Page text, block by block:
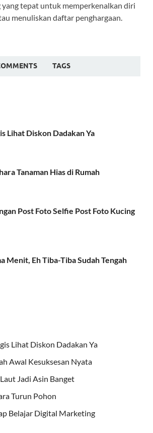
yang tepat untuk memperkenalkan diri
menuliskan daftar penghargaan.
TAGS
Lihat Diskon Dadakan Ya
Tanaman Hias di Rumah
Post Foto Selfie Post Foto Kucing
Menit, Eh Tiba-Tiba Sudah Tengah
Lihat Diskon Dadakan Ya
Awal Kesuksesan Nyata
Jadi Asin Banget
Turun Pohon
Belajar Digital Marketing